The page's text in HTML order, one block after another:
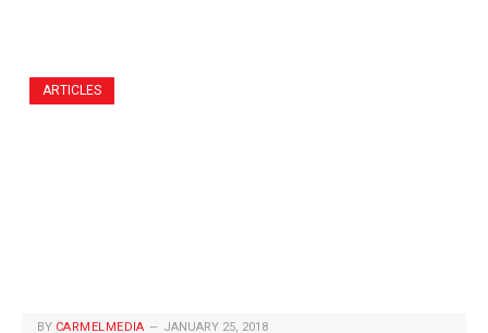
ARTICLES
BY CARMELMEDIA JANUARY 25, 2018